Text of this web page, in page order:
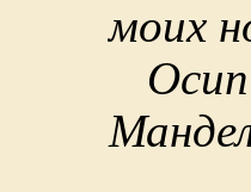
моих
Осип